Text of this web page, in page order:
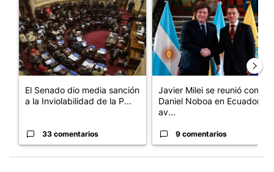
El Senado dio media sanción
a la Inviolabilidad de la P...
33 comentarios
Javier Milei se reunió con
Daniel Noboa en Ecuador y
av...
9 comentarios